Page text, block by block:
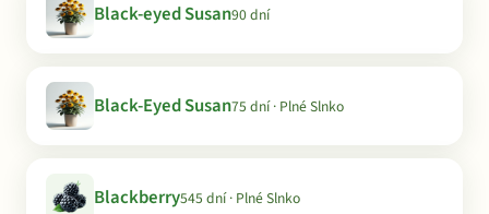
Black-eyed Susan90 dní
Black-Eyed Susan75 dní · Plné Slnko
Blackberry545 dní · Plné Slnko